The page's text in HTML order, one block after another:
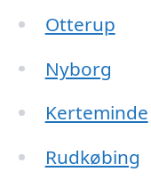
Otterup
Nyborg
Kerteminde
Rudkøbing